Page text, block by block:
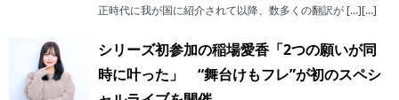
正時代に我が国に紹介されて以降、数多くの翻訳が […][…]
シリーズ初参加の稲場愛香「2つの願いが同
時に叶った」 “舞台けもフレ”が初のスペシ